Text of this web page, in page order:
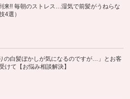
来!! 毎朝のストレス…湿気で前髪がうねらな
4選）
の白髪ぼかしが気になるのですが…」とお客
けて【お悩み相談解決】